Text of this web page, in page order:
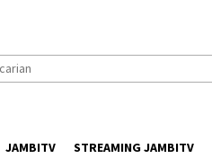
JAMBITV STREAMING JAMBITV